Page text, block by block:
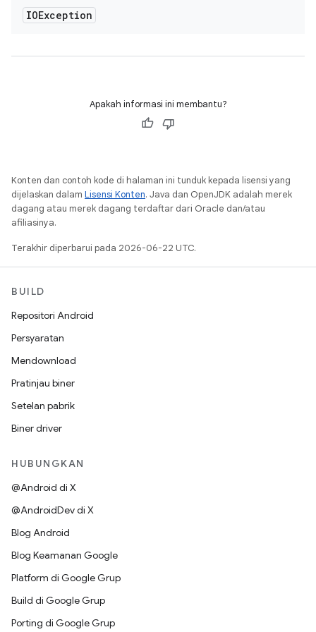
IOException
Apakah informasi ini membantu?
Konten dan contoh kode di halaman ini tunduk kepada lisensi yang
dijelaskan dalam Lisensi Konten. Java dan OpenJDK adalah merek
dagang atau merek dagang terdaftar dari Oracle dan/atau
afiliasinya.
Terakhir diperbarui pada 2026-06-22 UTC.
BUILD
Repositori Android
Persyaratan
Mendownload
Pratinjau biner
Setelan pabrik
Biner driver
HUBUNGKAN
@Android di X
@AndroidDev di X
Blog Android
Blog Keamanan Google
Platform di Google Grup
Build di Google Grup
Porting di Google Grup